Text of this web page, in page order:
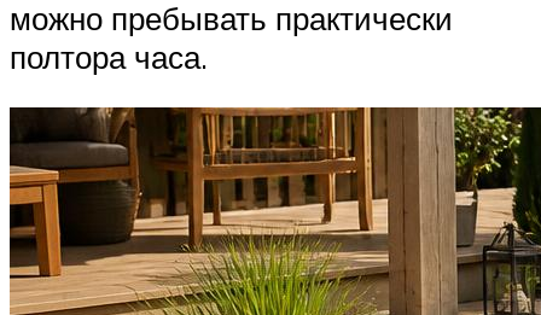
можно пребывать практически
полтора часа.